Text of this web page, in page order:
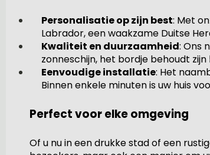
Personalisatie op zijn best: Met
Labrador, een waakzame Duitse
Kwaliteit en duurzaamheid: Ons
zonneschijn, het bordje behoudt
Eenvoudige installatie: Het
Binnen enkele minuten is uw huis
Perfect voor elke omgeving
Of u nu in een drukke stad of een